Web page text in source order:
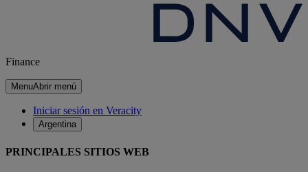
Finance
MenuAbrir menú
Iniciar sesión en Veracity
Argentina
PRINCIPALES SITIOS WEB